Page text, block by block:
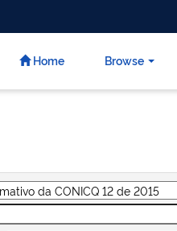
Home Browse